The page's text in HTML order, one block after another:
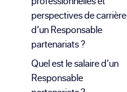
perspectives de carrière
d’un Responsable
partenariats ?
Quel est le salaire d’un
Responsable